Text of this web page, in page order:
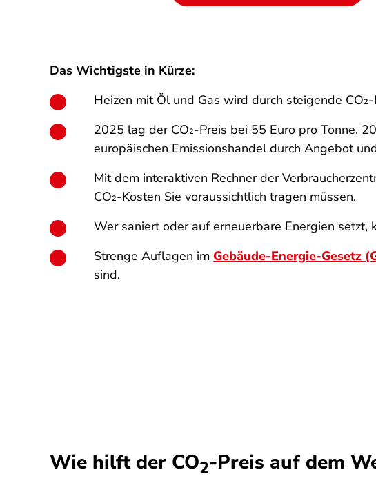
Das Wichtigste in Kürze:
Heizen mit Öl und Gas wird durch steigende
2025 lag der CO₂-Preis bei 55 Euro pro Tonne.
europäischen Emissionshandel durch Angebot
Mit dem interaktiven Rechner der
CO₂-Kosten Sie voraussichtlich tragen müssen.
Wer saniert oder auf erneuerbare Energien setzt,
Strenge Auflagen im Gebäude-Energie-Gesetz
sind.
Wie hilft der CO2-Preis auf dem